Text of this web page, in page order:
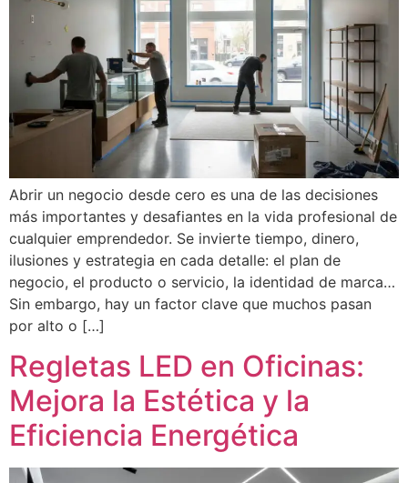
Abrir un negocio desde cero es una de las decisiones
más importantes y desafiantes en la vida profesional de
cualquier emprendedor. Se invierte tiempo, dinero,
ilusiones y estrategia en cada detalle: el plan de
negocio, el producto o servicio, la identidad de marca…
Sin embargo, hay un factor clave que muchos pasan
por alto o […]
Regletas LED en Oficinas:
Mejora la Estética y la
Eficiencia Energética